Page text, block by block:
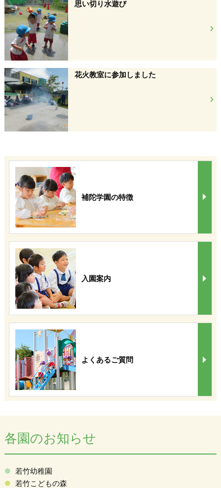
思い切り水遊び
花火教室に参加しました
補陀学園の特徴
入園案内
よくあるご質問
各園のお知らせ
若竹幼稚園
若竹こどもの森